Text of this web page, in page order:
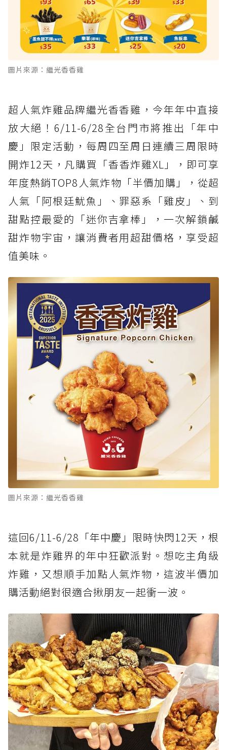
圖片來源：繼光香香雞
超人氣炸雞品牌繼光香香雞，今年年中直接
放大絕！6/11-6/28全台門市將推出「年中
慶」限定活動，每周四至周日連續三周限時
開炸12天，凡購買「香香炸雞XL」，即可享
年度熱銷TOP8人氣炸物「半價加購」，從超
人氣「阿根廷魷魚」、罪惡系「雞皮」、到
甜點控最愛的「迷你吉拿棒」，一次解鎖鹹
甜炸物宇宙，讓消費者用超甜價格，享受超
值美味。
圖片來源：繼光香香雞
這回6/11-6/28「年中慶」限時快閃12天，根
本就是炸雞界的年中狂歡派對。想吃主角級
炸雞，又想順手加點人氣炸物，這波半價加
購活動絕對很適合揪朋友一起衝一波。